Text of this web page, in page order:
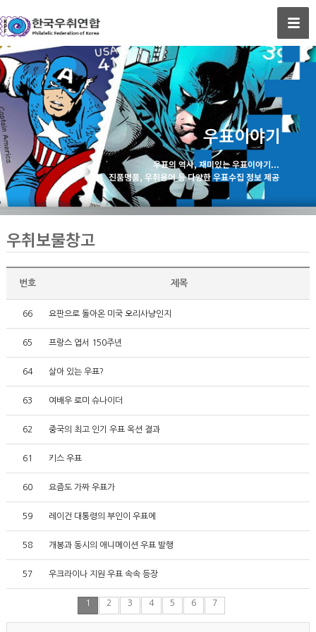
우표이야기
우표의 역사, 재미있는 우표이야기...
진품명품, 우취용어 등 다양한 우표수집 정보 제공
우취보물창고
번호 제목
66 요판으로 돌아온 미국 오리사냥인지
65 프랑스 엽서 150주년
64 살아 있는 우표?
63 여배우 로미 슈나이더
62 중국의 최고 인기 우표 옥션 결과
61 키스 우표
60 요즘도 가짜 우표가
59 레이건 대통령의 부인이 우표에
58 개봉과 동시의 애니메이션 우표 발행
57 우크라이나 지원 우표 속속 등장
1 2 3 4 5 6 7